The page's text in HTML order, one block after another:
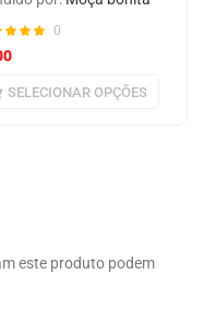
0
SELECIONAR OPÇÕES
este produto podem